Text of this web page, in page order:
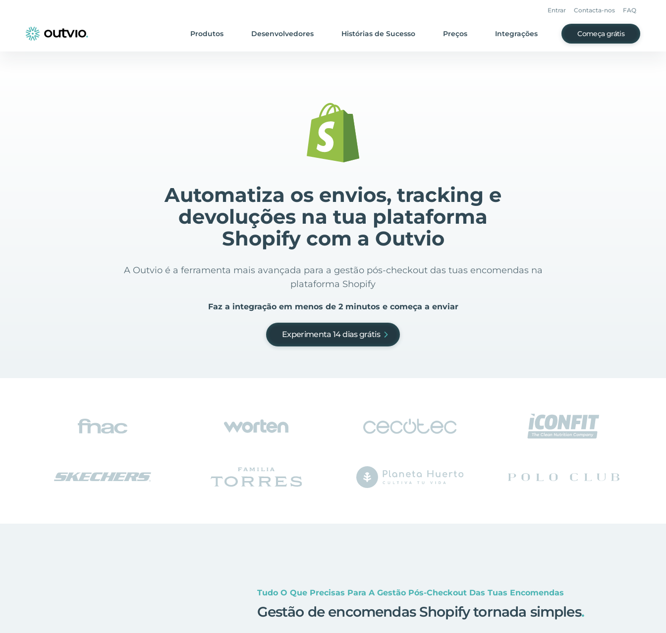
Entrar Contacta-nos FAQ
Produtos Desenvolvedores Histórias de Sucesso Preços Integrações Começa grátis
Automatiza os envios, tracking e
devoluções na tua plataforma
Shopify com a Outvio
A Outvio é a ferramenta mais avançada para a gestão pós-checkout das tuas encomendas na
plataforma Shopify
Faz a integração em menos de 2 minutos e começa a enviar
Experimenta 14 dias grátis
Tudo O Que Precisas Para A Gestão Pós-Checkout Das Tuas Encomendas
Gestão de encomendas Shopify tornada simples.